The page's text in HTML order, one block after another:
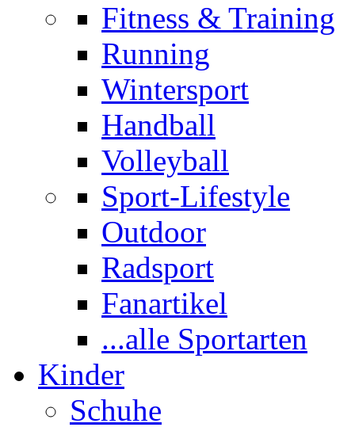
Fitness & Training
Running
Wintersport
Handball
Volleyball
Sport-Lifestyle
Outdoor
Radsport
Fanartikel
...alle Sportarten
Kinder
Schuhe